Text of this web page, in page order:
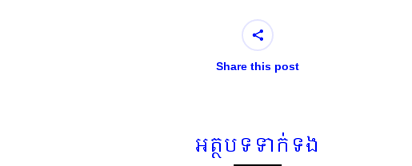
Share this post
អត្ថបទទាក់ទង